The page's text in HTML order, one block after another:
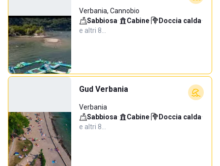
Verbania, Cannobio
Sabbiosa· Cabine· Doccia calda·
e altri 8…
Gud Verbania
Verbania
Sabbiosa· Cabine· Doccia calda·
e altri 8…